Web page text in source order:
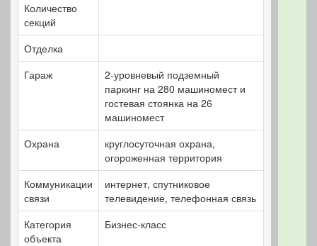
Количество
секций
Отделка
Гараж
2-уровневый подземный
паркинг на 280 машиномест и
гостевая стоянка на 26
машиномест
Охрана
круглосуточная охрана,
огороженная территория
Коммуникации
связи
интернет, спутниковое
телевидение, телефонная связь
Категория
объекта
Бизнес-класс